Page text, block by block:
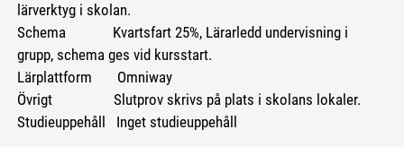
lärverktyg i skolan.
Schema Kvartsfart 25%, Lärarledd undervisning i
grupp, schema ges vid kursstart.
Lärplattform Omniway
Övrigt Slutprov skrivs på plats i skolans lokaler.
Studieuppehåll Inget studieuppehåll